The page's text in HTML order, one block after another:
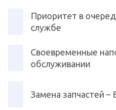
Приоритет в
службе
Своевременные
обслуживании
Замена запчастей